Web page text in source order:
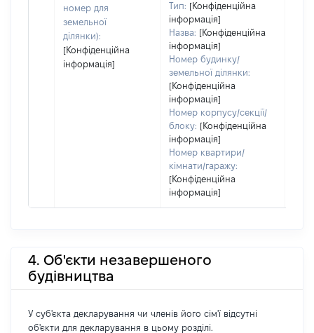
номер для
земельної
ділянки):
[Конфіденційна
інформація]
Тип: [Конфіденційна
інформація]
Назва: [Конфіденційна
інформація]
Номер будинку/
земельної ділянки:
[Конфіденційна
інформація]
Номер корпусу/секції/
блоку: [Конфіденційна
інформація]
Номер квартири/
кімнати/гаражу:
[Конфіденційна
інформація]
4. Об'єкти незавершеного
будівництва
У суб'єкта декларування чи членів його сім'ї відсутні
об'єкти для декларування в цьому розділі.